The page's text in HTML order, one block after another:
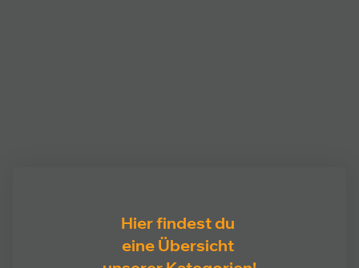
Hier findest du
eine Übersicht